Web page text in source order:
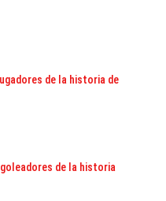
de la historia de
de la historia